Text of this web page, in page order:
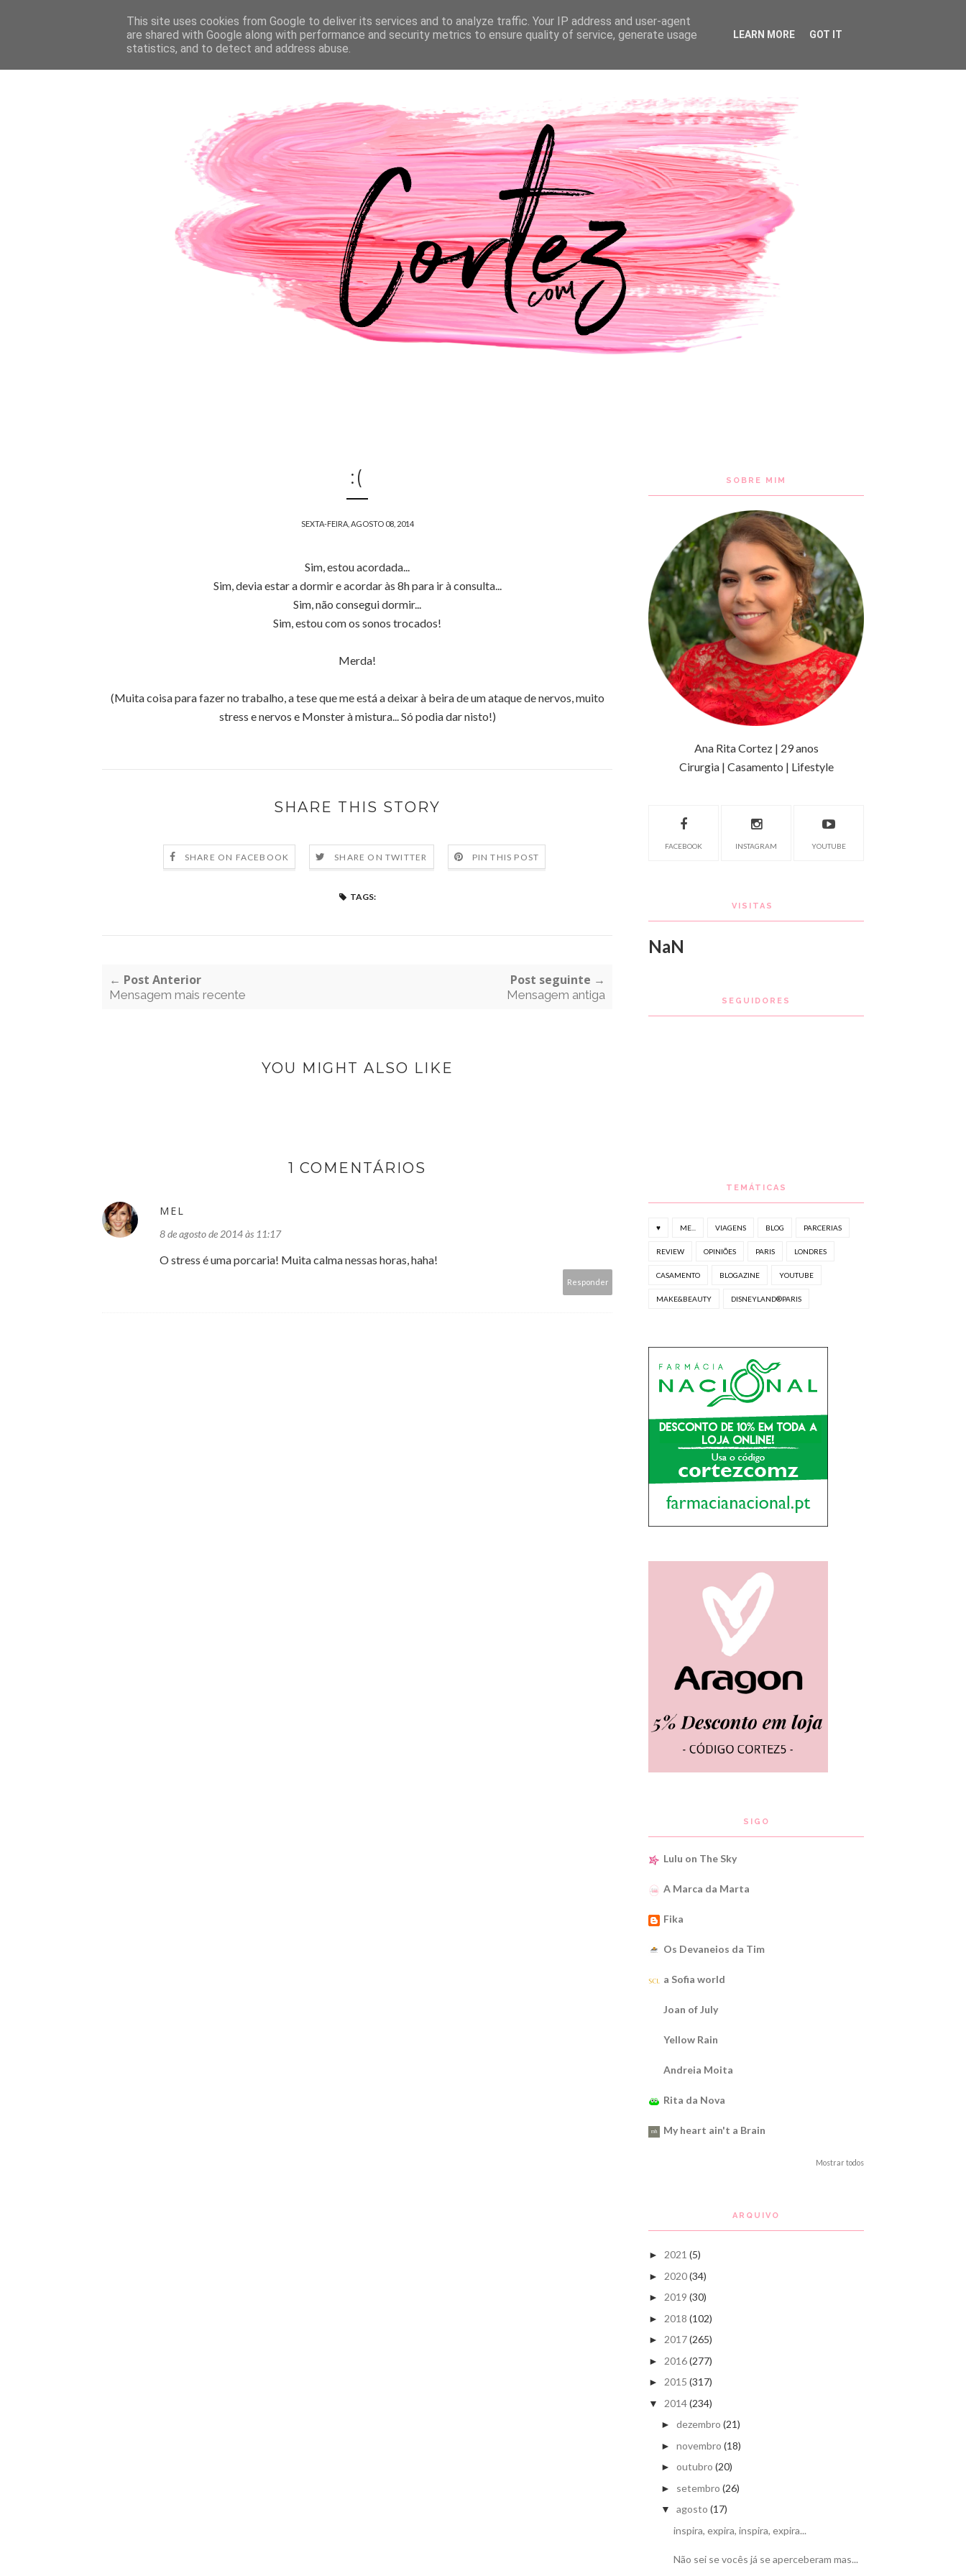
PÁGINA INICIAL SOBRE A AUTORA CONTACTOS PASSATEMPOS CASAMENTO
:(
SEXTA-FEIRA, AGOSTO 08, 2014
Sim, estou acordada...
Sim, devia estar a dormir e acordar às 8h para ir à consulta...
Sim, não consegui dormir...
Sim, estou com os sonos trocados!
Merda!
(Muita coisa para fazer no trabalho, a tese que me está a deixar à beira de um ataque de nervos, muito
stress e nervos e Monster à mistura... Só podia dar nisto!)
SHARE THIS STORY
SHARE ON FACEBOOK SHARE ON TWITTER PIN THIS POST
TAGS:
← Post Anterior
Mensagem mais recente
Post seguinte →
Mensagem antiga
YOU MIGHT ALSO LIKE
1 COMENTÁRIOS
MEL
8 de agosto de 2014 às 11:17
O stress é uma porcaria! Muita calma nessas horas, haha!
Responder
SOBRE MIM
Ana Rita Cortez | 29 anos
Cirurgia | Casamento | Lifestyle
FACEBOOK INSTAGRAM YOUTUBE
VISITAS
NaN
SEGUIDORES
TEMÁTICAS
♥ ME... VIAGENS BLOG PARCERIAS
REVIEW OPINIÕES PARIS LONDRES
CASAMENTO BLOGAZINE YOUTUBE
MAKE&BEAUTY DISNEYLAND®PARIS
SIGO
Lulu on The Sky
A Marca da Marta
Fika
Os Devaneios da Tim
a Sofia world
Joan of July
Yellow Rain
Andreia Moita
Rita da Nova
My heart ain't a Brain
Mostrar todos
ARQUIVO
► 2021 (5)
► 2020(34)
► 2019 (30)
► 2018 (102)
► 2017(265)
► 2016(277)
► 2015 (317)
▼ 2014(234)
► dezembro (21)
► novembro (18)
► outubro (20)
► setembro (26)
▼ agosto (17)
inspira, expira, inspira, expira...
Não sei se vocês já se aperceberam mas...
This site uses cookies from Google to deliver its services and to analyze traffic. Your IP address and user-agent
are shared with Google along with performance and security metrics to ensure quality of service, generate usage
statistics, and to detect and address abuse.
LEARN MORE GOT IT